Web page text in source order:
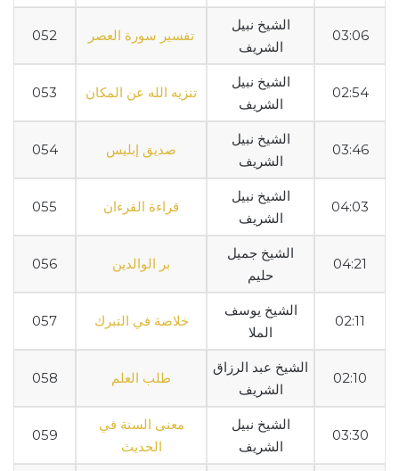
052 تفسير سورة العصر
الشيخ نبيل
الشريف
03:06
053 تنزيه الله عن المكان
الشيخ نبيل
الشريف
02:54
054 صديق إبليس
الشيخ نبيل
الشريف
03:46
055 قراءة القرءان
الشيخ نبيل
الشريف
04:03
056 بر الوالدين
الشيخ جميل
حليم
04:21
057 خلاصة في التبرك
الشيخ يوسف
الملا
02:11
058 طلب العلم
الشيخ عبد الرزاق
الشريف
02:10
059
معنى السنة في
الحديث
الشيخ نبيل
الشريف
03:30